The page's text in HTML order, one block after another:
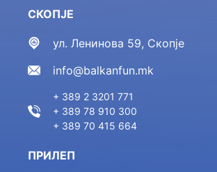
СКОПЈЕ
ул. Ленинова 59, Скопје
info@balkanfun.mk
+ 389 2 3201 771
+ 389 78 910 300
+ 389 70 415 664
ПРИЛЕП